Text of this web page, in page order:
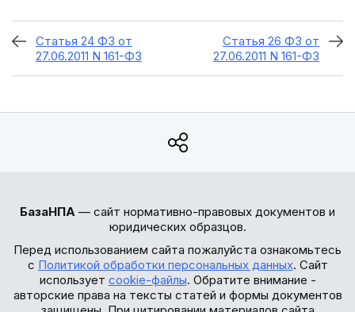
Статья 24 ФЗ от
27.06.2011 N 161-ФЗ
Статья 26 ФЗ от
27.06.2011 N 161-ФЗ
БазаНПА — сайт нормативно-правовых документов и
юридических образцов.
Перед использованием сайта пожалуйста ознакомьтесь
с Политикой обработки персональных данных. Сайт
использует cookie-файлы. Обратите внимание -
авторские права на тексты статей и формы документов